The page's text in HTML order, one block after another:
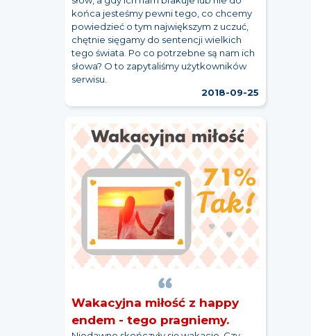
końca jesteśmy pewni tego, co chcemy
powiedzieć o tym największym z uczuć,
chętnie sięgamy do sentencji wielkich
tego świata. Po co potrzebne są nam ich
słowa? O to zapytaliśmy użytkowników
serwisu.
2018-09-25
Wakacyjna miłość z happy
endem - tego pragniemy.